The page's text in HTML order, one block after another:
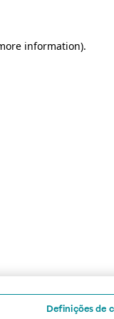
information).
Definições de